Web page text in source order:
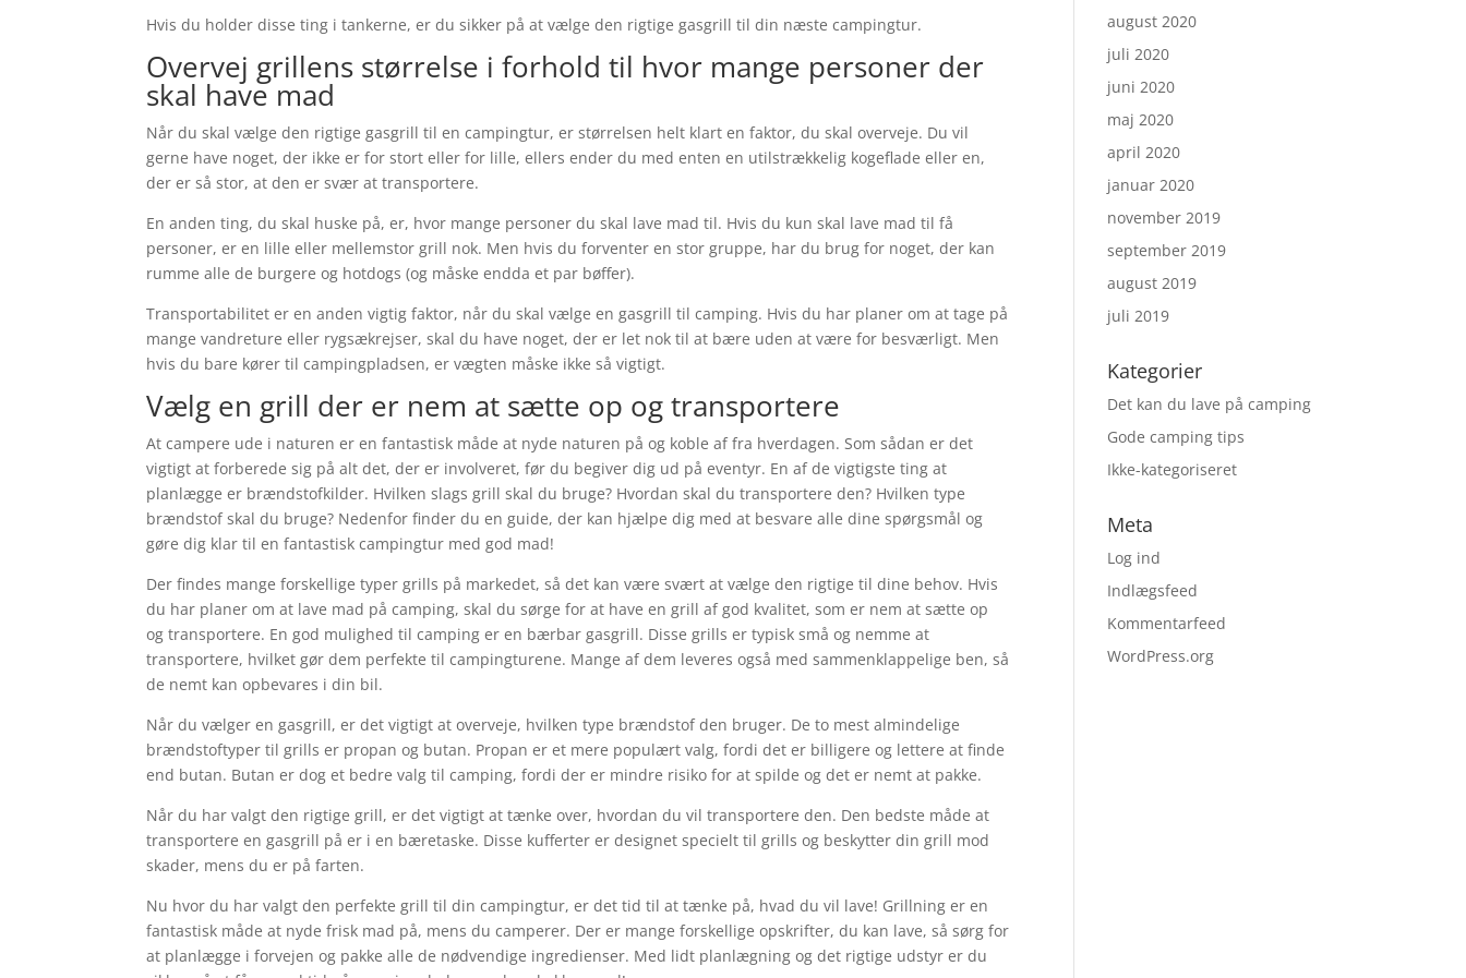
Hvis du holder disse ting i tankerne, er du sikker på at vælge den rigtige gasgrill til din næste campingtur.
Overvej grillens størrelse i forhold til hvor mange personer der
skal have mad
Når du skal vælge den rigtige gasgrill til en campingtur, er størrelsen helt klart en faktor, du skal overveje. Du vil
gerne have noget, der ikke er for stort eller for lille, ellers ender du med enten en utilstrækkelig kogeflade eller en,
der er så stor, at den er svær at transportere.
En anden ting, du skal huske på, er, hvor mange personer du skal lave mad til. Hvis du kun skal lave mad til få
personer, er en lille eller mellemstor grill nok. Men hvis du forventer en stor gruppe, har du brug for noget, der kan
rumme alle de burgere og hotdogs (og måske endda et par bøffer).
Transportabilitet er en anden vigtig faktor, når du skal vælge en gasgrill til camping. Hvis du har planer om at tage på
mange vandreture eller rygsækrejser, skal du have noget, der er let nok til at bære uden at være for besværligt. Men
hvis du bare kører til campingpladsen, er vægten måske ikke så vigtigt.
Vælg en grill der er nem at sætte op og transportere
At campere ude i naturen er en fantastisk måde at nyde naturen på og koble af fra hverdagen. Som sådan er det
vigtigt at forberede sig på alt det, der er involveret, før du begiver dig ud på eventyr. En af de vigtigste ting at
planlægge er brændstofkilder. Hvilken slags grill skal du bruge? Hvordan skal du transportere den? Hvilken type
brændstof skal du bruge? Nedenfor finder du en guide, der kan hjælpe dig med at besvare alle dine spørgsmål og
gøre dig klar til en fantastisk campingtur med god mad!
Der findes mange forskellige typer grills på markedet, så det kan være svært at vælge den rigtige til dine behov. Hvis
du har planer om at lave mad på camping, skal du sørge for at have en grill af god kvalitet, som er nem at sætte op
og transportere. En god mulighed til camping er en bærbar gasgrill. Disse grills er typisk små og nemme at
transportere, hvilket gør dem perfekte til campingturene. Mange af dem leveres også med sammenklappelige ben, så
de nemt kan opbevares i din bil.
Når du vælger en gasgrill, er det vigtigt at overveje, hvilken type brændstof den bruger. De to mest almindelige
brændstoftyper til grills er propan og butan. Propan er et mere populært valg, fordi det er billigere og lettere at finde
end butan. Butan er dog et bedre valg til camping, fordi der er mindre risiko for at spilde og det er nemt at pakke.
Når du har valgt den rigtige grill, er det vigtigt at tænke over, hvordan du vil transportere den. Den bedste måde at
transportere en gasgrill på er i en bæretaske. Disse kufferter er designet specielt til grills og beskytter din grill mod
skader, mens du er på farten.
Nu hvor du har valgt den perfekte grill til din campingtur, er det tid til at tænke på, hvad du vil lave! Grillning er en
fantastisk måde at nyde frisk mad på, mens du camperer. Der er mange forskellige opskrifter, du kan lave, så sørg for
at planlægge i forvejen og pakke alle de nødvendige ingredienser. Med lidt planlægning og det rigtige udstyr er du
august 2020
juli 2020
juni 2020
maj 2020
april 2020
januar 2020
november 2019
september 2019
august 2019
juli 2019
Kategorier
Det kan du lave på camping
Gode camping tips
Ikke-kategoriseret
Meta
Log ind
Indlægsfeed
Kommentarfeed
WordPress.org